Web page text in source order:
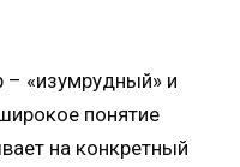
– «изумрудный» и
понятие
на конкретный